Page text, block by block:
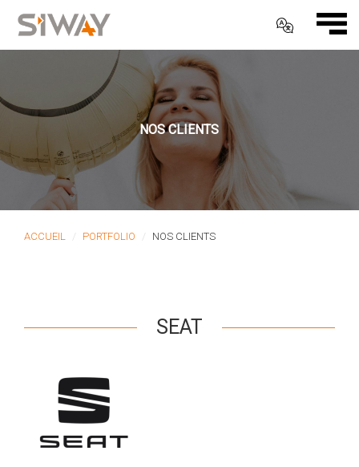
NOS CLIENTS
ACCUEIL PORTFOLIO NOS CLIENTS
SEAT